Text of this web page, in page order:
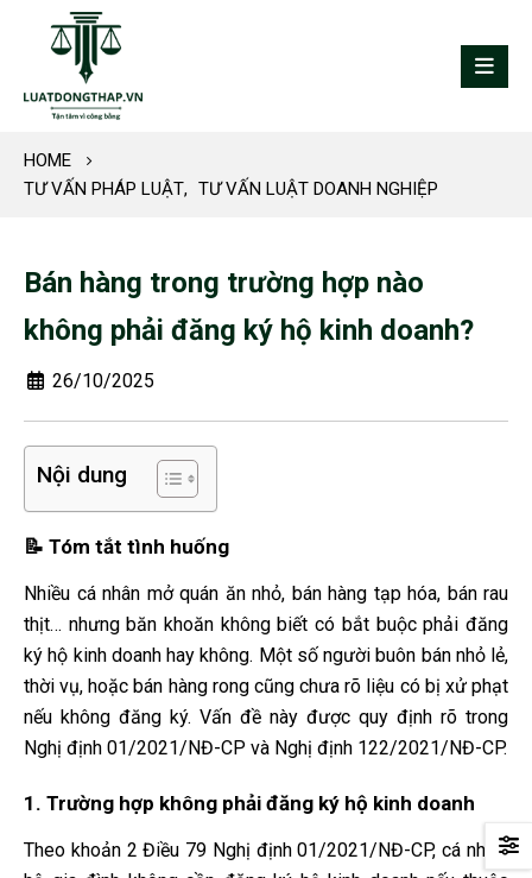
HOME
TƯ VẤN PHÁP LUẬT, TƯ VẤN LUẬT DOANH NGHIỆP
Bán hàng trong trường hợp nào
không phải đăng ký hộ kinh doanh?
26/10/2025
Nội dung
📝 Tóm tắt tình huống
Nhiều cá nhân mở quán ăn nhỏ, bán hàng tạp hóa, bán rau
thịt… nhưng băn khoăn không biết có bắt buộc phải đăng
ký hộ kinh doanh hay không. Một số người buôn bán nhỏ lẻ,
thời vụ, hoặc bán hàng rong cũng chưa rõ liệu có bị xử phạt
nếu không đăng ký. Vấn đề này được quy định rõ trong
Nghị định 01/2021/NĐ-CP và Nghị định 122/2021/NĐ-CP.
1. Trường hợp không phải đăng ký hộ kinh doanh
Theo khoản 2 Điều 79 Nghị định 01/2021/NĐ-CP, cá nhân,